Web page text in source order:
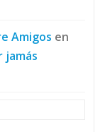
Amigos en
jamás